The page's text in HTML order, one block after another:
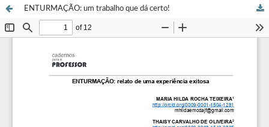
ENTURMAÇÃO: um trabalho que dá certo!